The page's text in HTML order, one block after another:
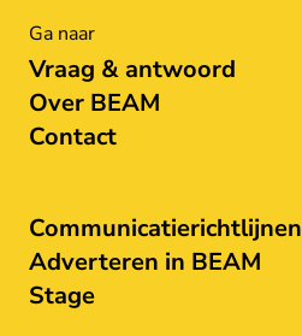
Ga naar
Vraag & antwoord
Over BEAM
Contact
Communicatierichtlijnen
Adverteren in BEAM
Stage